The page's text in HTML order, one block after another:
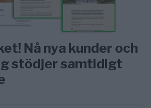
Nå nya kunder och
stödjer samtidigt